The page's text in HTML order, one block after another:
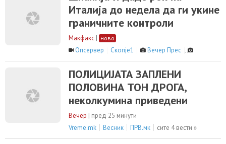
Италија до недела да ги укине
граничните контроли
Макфакс | ново
Опсервер Скопје1 Вечер Прес
ПОЛИЦИЈАТА ЗАПЛЕНИ
ПОЛОВИНА ТОН ДРОГА,
неколкумина приведени
Вечер | пред 25 минути
Vreme.mk
Весник ПРВ.мк сите 4 вести »